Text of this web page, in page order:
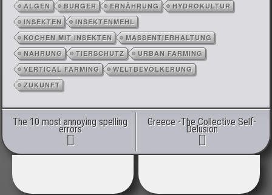
ALGEN BURGER ERNÄHRUNG
HYDROKULTUR
INSEKTEN
INSEKTENMEHL
KOCHEN MIT INSEKTEN
MASSENTIERHALTUNG
NAHRUNG
TIERSCHUTZ
URBAN FARMING
VERTICAL FARMING
WELTBEVÖLKERUNG
ZUKUNFT
Post navigation
The 10 most annoying spelling
errors
Greece -The Collective Self-
Delusion